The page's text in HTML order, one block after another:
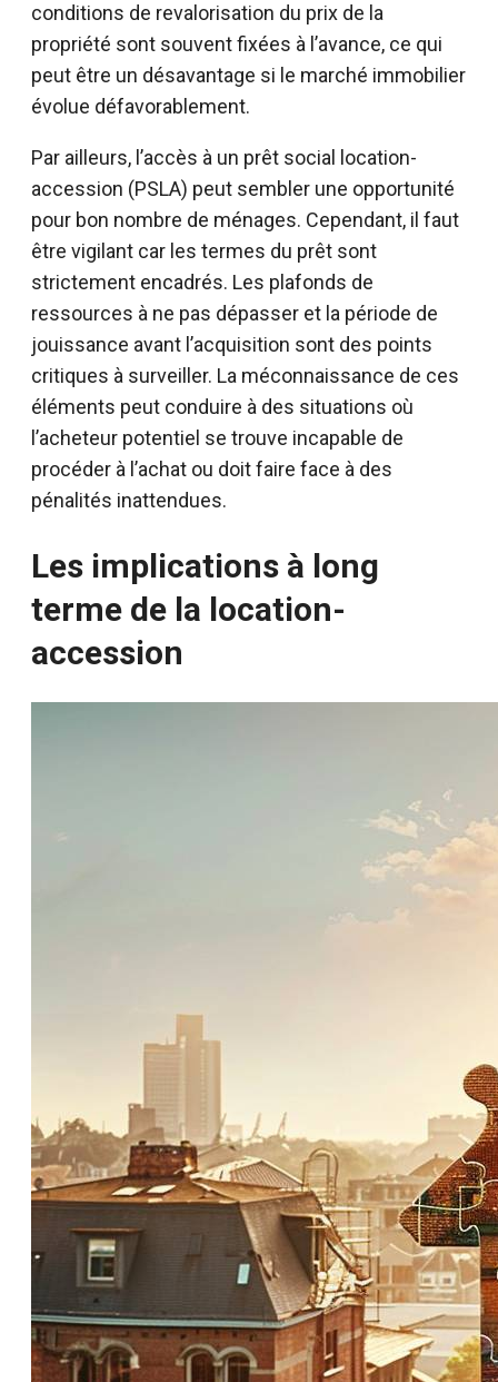
conditions de revalorisation du prix de la
propriété sont souvent fixées à l’avance, ce qui
peut être un désavantage si le marché immobilier
évolue défavorablement.
Par ailleurs, l’accès à un prêt social location-
accession (PSLA) peut sembler une opportunité
pour bon nombre de ménages. Cependant, il faut
être vigilant car les termes du prêt sont
strictement encadrés. Les plafonds de
ressources à ne pas dépasser et la période de
jouissance avant l’acquisition sont des points
critiques à surveiller. La méconnaissance de ces
éléments peut conduire à des situations où
l’acheteur potentiel se trouve incapable de
procéder à l’achat ou doit faire face à des
pénalités inattendues.
Les implications à long
terme de la location-
accession